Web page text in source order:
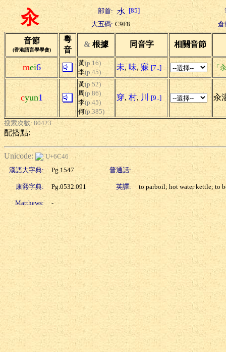
汆 部首: [85]
大五碼: C9F8 倉
音節
(香港語言學學會)
粵
音
& 根據 同音字 相關音節
mei6 黃(p.16)
李(p.45)
未, 味, 寐 [7..] 「
cyun1
黃(p.52)
周(p.86)
李(p.45)
何(p.385)
穿, 村, 川 [9..] 汆
搜索次數: 80423
配搭點:
Unicode:
U+6C46
漢語大字典:
Pg.1547 普通話:
康熙字典: Pg.0532.091 英譯: to parboil; hot water kettle; to
Matthews: -